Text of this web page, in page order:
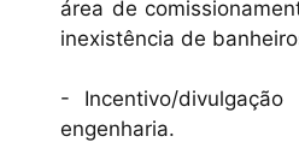
área de
inexistência de
- Incentivo/
engenharia.